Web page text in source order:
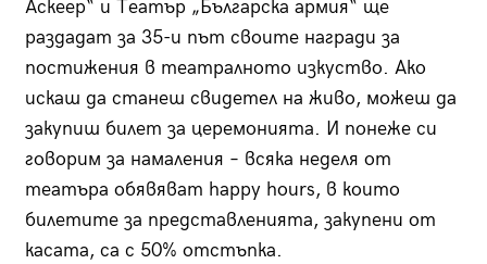
Аскеер“ и Театър „Българска армия“ ще
раздадат за 35-и път своите награди за
постижения в театралното изкуство. Ако
искаш да станеш свидетел на живо, можеш да
закупиш билет за церемонията. И понеже си
говорим за намаления – всяка неделя от
театъра обявяват happy hours, в които
билетите за представленията, закупени от
касата, са с 50% отстъпка.